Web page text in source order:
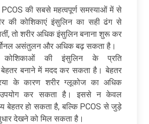
की सबसे महत्वपूर्ण समस्याओं में से
की कोशिकाएं इंसुलिन का सही ढंग से
तो शरीर अधिक इंसुलिन बनाना शुरू कर
असंतुलन और अधिक बढ़ सकता है।
कोशिकाओं की इंसुलिन के प्रति
बनाने में मदद कर सकता है। बेहतर
के कारण शरीर ग्लूकोज का अधिक
उपयोग कर सकता है। इससे न केवल
बेहतर हो सकता है, बल्कि PCOS से जुड़े
देखने को मिल सकता है।